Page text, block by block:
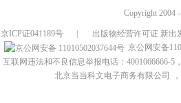
Copyright 2004
京ICP证041189号
出版物经营许可证 新出
京公网安备
互联网违法和不良信息举报电话：4001066666-5
北京当当科文电子商务有限公司